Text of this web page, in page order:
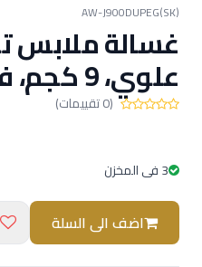
AW-J900DUPEG(SK)
غسالة ملابس
علوي، 9 كجم، فضي - AW-J900DUPEG
(0 تقييمات)
3 فى المخزن
اضف الى السلة